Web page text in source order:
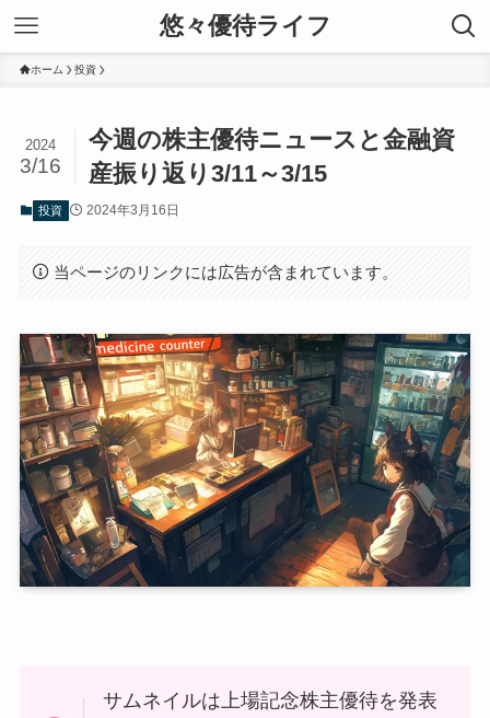
悠々優待ライフ
ホーム 投資
今週の株主優待ニュースと金融資
産振り返り3/11～3/15
2024
3/16
投資 2024年3月16日
当ページのリンクには広告が含まれています。
サムネイルは上場記念株主優待を発表